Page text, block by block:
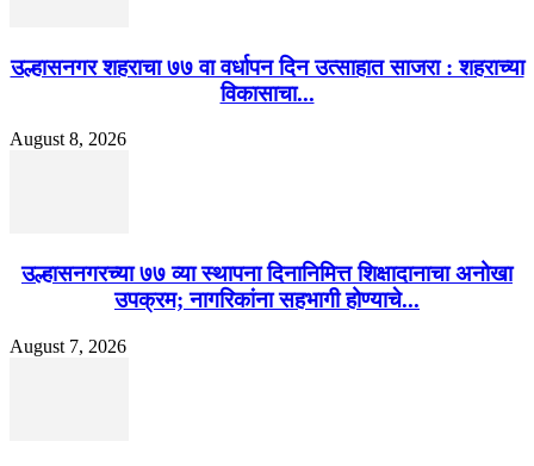
उल्हासनगर शहराचा ७७ वा वर्धापन दिन उत्साहात साजरा : शहराच्या
विकासाचा...
August 8, 2026
उल्हासनगरच्या ७७ व्या स्थापना दिनानिमित्त शिक्षादानाचा अनोखा
उपक्रम; नागरिकांना सहभागी होण्याचे...
August 7, 2026